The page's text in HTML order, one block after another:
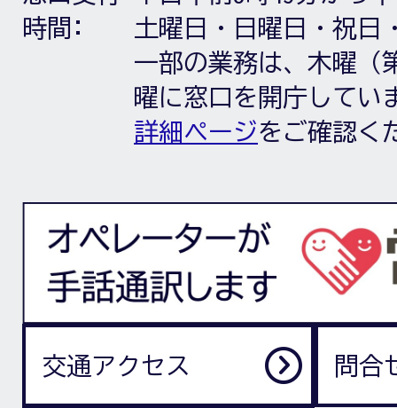
時間:
土曜日・日曜日・祝日
一部の業務は、木曜（
曜に窓口を開庁してい
詳細ページをご確認く
交通アクセス 問合